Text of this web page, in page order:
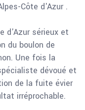
Côte d'Azur .
d'Azur sérieux et
du boulon de
Une fois la
dévoué et
de la fuite évier
irréprochable.